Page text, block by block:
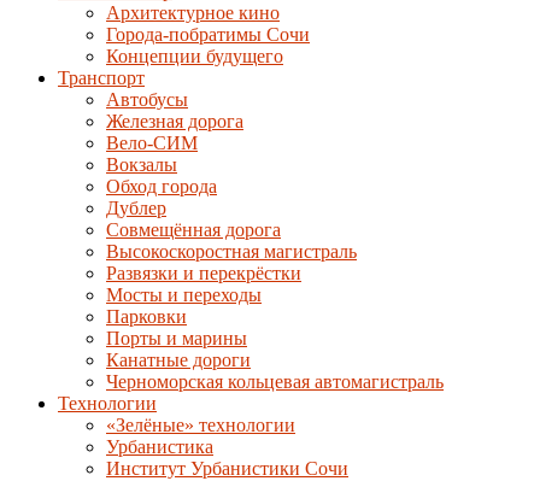
Архитектурное кино
Города-побратимы Сочи
Концепции будущего
Транспорт
Автобусы
Железная дорога
Вело-СИМ
Вокзалы
Обход города
Дублер
Совмещённая дорога
Высокоскоростная магистраль
Развязки и перекрёстки
Мосты и переходы
Парковки
Порты и марины
Канатные дороги
Черноморская кольцевая автомагистраль
Технологии
«Зелёные» технологии
Урбанистика
Институт Урбанистики Сочи